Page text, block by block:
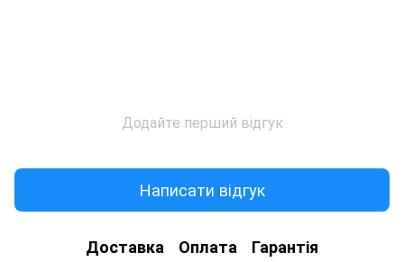
Додайте перший відгук
Написати відгук
Доставка Оплата Гарантія